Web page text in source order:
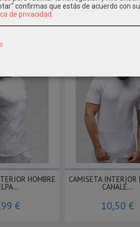
Relacionados
HOMBRE
€
CAMISETA INTERIOR
CANALÉ...
10,50 €
confirmas que estás de acuerdo con su
de privacidad